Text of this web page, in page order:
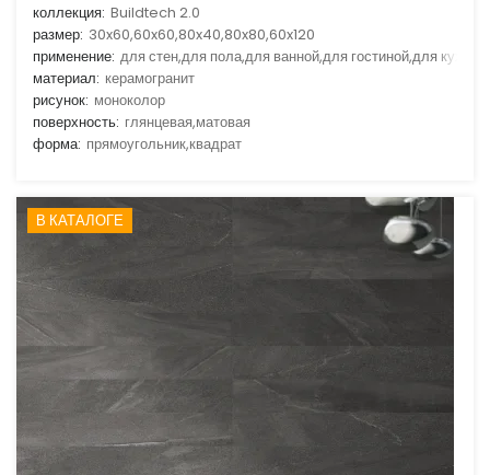
коллекция: Buildtech 2.0
размер: 30x60,60x60,80x40,80x80,60x120
применение: для стен,для пола,для ванной,для гостиной,для кухни
материал: керамогранит
рисунок: моноколор
поверхность: глянцевая,матовая
форма: прямоугольник,квадрат
В КАТАЛОГЕ